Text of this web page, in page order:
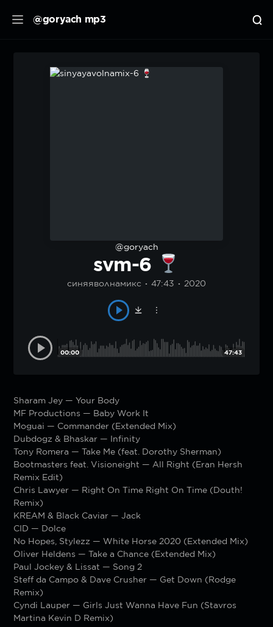
@goryach mp3
@goryach
svm-6
синяяволнамикс 47:43 2020
00:00 47:43
Sharam Jey — Your Body
MF Productions — Baby Work It
Moguai — Commander (Extended Mix)
Dubdogz & Bhaskar — Infinity
Tony Romera — Take Me (feat. Dorothy Sherman)
Bootmasters feat. Visioneight — All Right (Eran Hersh
Remix Edit)
Chris Lawyer — Right On Time Right On Time (Douth!
Remix)
KREAM & Black Caviar — Jack
CID — Dolce
No Hopes, Stylezz — White Horse 2020 (Extended Mix)
Oliver Heldens — Take a Chance (Extended Mix)
Paul Jockey & Lissat — Song 2
Steff da Campo & Dave Crusher — Get Down (Rodge
Remix)
Cyndi Lauper — Girls Just Wanna Have Fun (Stavros
Martina Kevin D Remix)